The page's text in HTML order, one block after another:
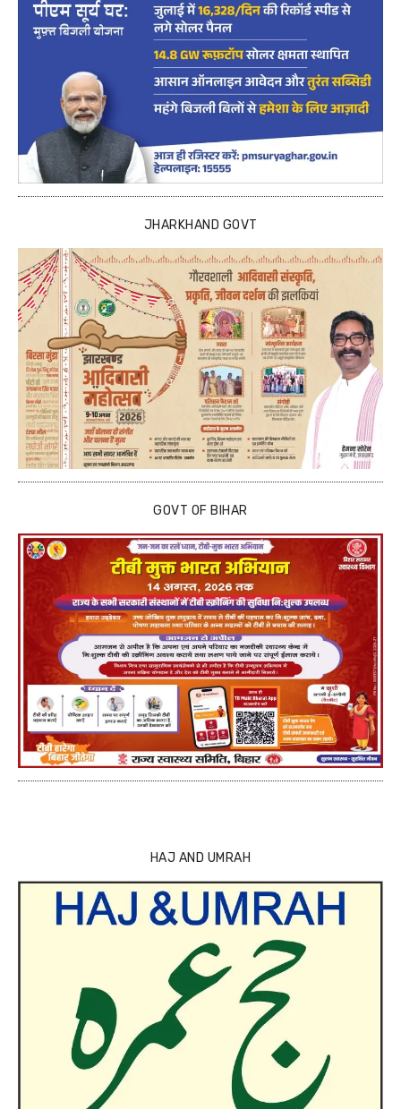
JHARKHAND GOVT
GOVT OF BIHAR
HAJ AND UMRAH